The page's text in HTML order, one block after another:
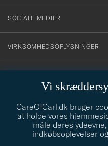
Vi
CareOfCarl.dk bruger
at holde vores
måle deres
indkøbsoplevelser
SOCIALE MEDIER
VIRKSOMHEDSOPLYSNINGER
info@careofcarl.dk
Behøver du hjælp til at finde
gerne til!
STILRÅD